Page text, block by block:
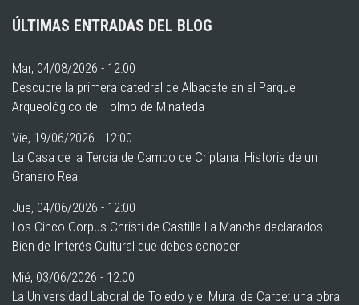
ÚLTIMAS ENTRADAS DEL BLOG
Mar, 04/08/2026 - 12:00
Descubre la primera catedral de Albacete en el Parque
Arqueológico del Tolmo de Minateda
Vie, 19/06/2026 - 12:00
La Casa de la Tercia de Campo de Criptana: Historia de un
Granero Real
Jue, 04/06/2026 - 12:00
Los Cinco Corpus Christi de Castilla-La Mancha declarados
Bien de Interés Cultural que debes conocer
Mié, 03/06/2026 - 12:00
La Universidad Laboral de Toledo y el Mural de Carpe: una obra